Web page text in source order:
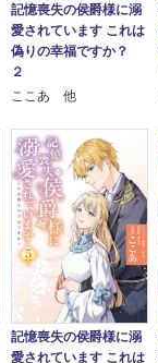
記憶喪失の侯爵様に溺
愛されています これは
偽りの幸福ですか？
２
ここあ 他
記憶喪失の侯爵様に溺
愛されています これは